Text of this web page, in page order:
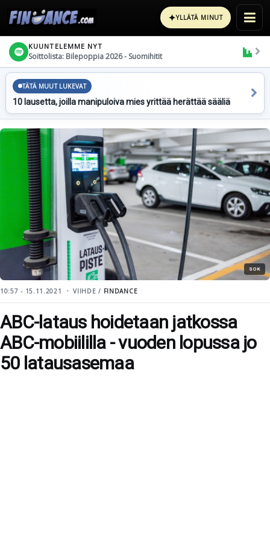
✦YLLÄTÄ MINUT
KUUNTELEMME NYT
Soittolista: Bilepoppia 2026 - Suomihitit
TÄTÄ MUUT LUKEVAT
10 lausetta, joilla manipuloiva mies yrittää herättää sääliä
SOK
10:57 - 15.11.2021 VIIHDE / FINDANCE
ABC-lataus hoidetaan jatkossa
ABC-mobiililla - vuoden lopussa jo
50 latausasemaa